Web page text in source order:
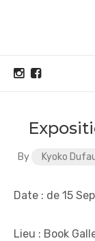
By Kyoko
Date : de 15
Lieu : Book